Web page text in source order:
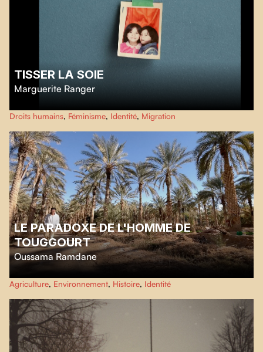
TISSER LA SOIE
Marguerite Ranger
Entre souvenirs et confessions,Tisser la soiesuit trois générations de
femmes vietnamiennes au Québec depuis 1975, explorant comment les
écarts culturels et temporels transforment leur identité.
Droits humains, Féminisme, Identité, Migration
LE PARADOXE DE L'HOMME DE
TOUGGOURT
Oussama Ramdane
Ce film explore l'histoire de Touggourt, une ville autrefois bâtie de et pour
ses palmiers, qui a progressivement perdu son âme au fil du temps.
Agriculture, Environnement, Histoire, Identité